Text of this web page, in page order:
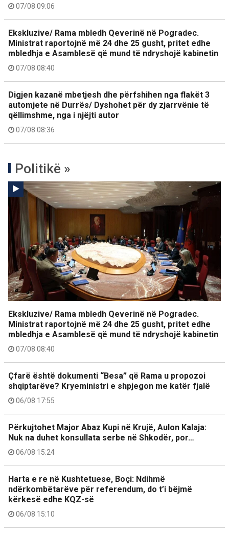
07/08 09:06
Ekskluzive/ Rama mbledh Qeverinë në Pogradec.
Ministrat raportojnë më 24 dhe 25 gusht, pritet edhe
mbledhja e Asamblesë që mund të ndryshojë kabinetin
07/08 08:40
Digjen kazanë mbetjesh dhe përfshihen nga flakët 3
automjete në Durrës/ Dyshohet për dy zjarrvënie të
qëllimshme, nga i njëjti autor
07/08 08:36
Politikë »
Ekskluzive/ Rama mbledh Qeverinë në Pogradec.
Ministrat raportojnë më 24 dhe 25 gusht, pritet edhe
mbledhja e Asamblesë që mund të ndryshojë kabinetin
07/08 08:40
Çfarë është dokumenti “Besa” që Rama u propozoi
shqiptarëve? Kryeministri e shpjegon me katër fjalë
06/08 17:55
Përkujtohet Major Abaz Kupi në Krujë, Aulon Kalaja:
Nuk na duhet konsullata serbe në Shkodër, por…
06/08 15:24
Harta e re në Kushtetuese, Boçi: Ndihmë
ndërkombëtarëve për referendum, do t’i bëjmë
kërkesë edhe KQZ-së
06/08 15:10